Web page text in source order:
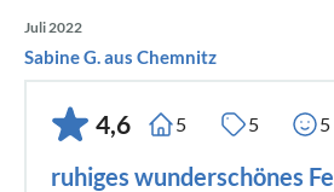
Juli 2022
Sabine G. aus Chemnitz
4,6 5 5 5
ruhiges wunderschönes